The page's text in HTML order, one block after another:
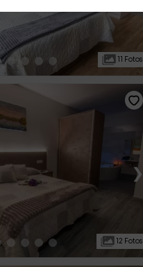
11 Fotos
›
12 Fotos